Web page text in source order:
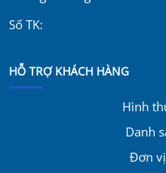
Số TK:
HỖ TRỢ KHÁCH HÀNG
Hình
Danh
Đơn